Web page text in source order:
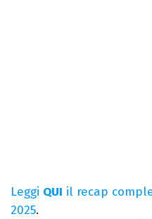
Leggi QUI il recap
2025.